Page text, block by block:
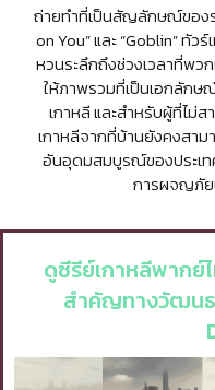
ถ่ายทำที่เป็นสัญลักษณ์ของ
on You” และ “Goblin” ทั
หวนระลึกถึงช่วงเวลาที่พว
ให้ภาพรวมที่เป็นเอกลัก
เกาหลี และสำหรับผู้ที่ไม่
เกาหลีจากที่บ้านยังคงสา
อันอุดมสมบูรณ์ของประเท
การผจญภัย
ดูซีรีย์เกาหลีพากย์
สำคัญทางวัฒนธ